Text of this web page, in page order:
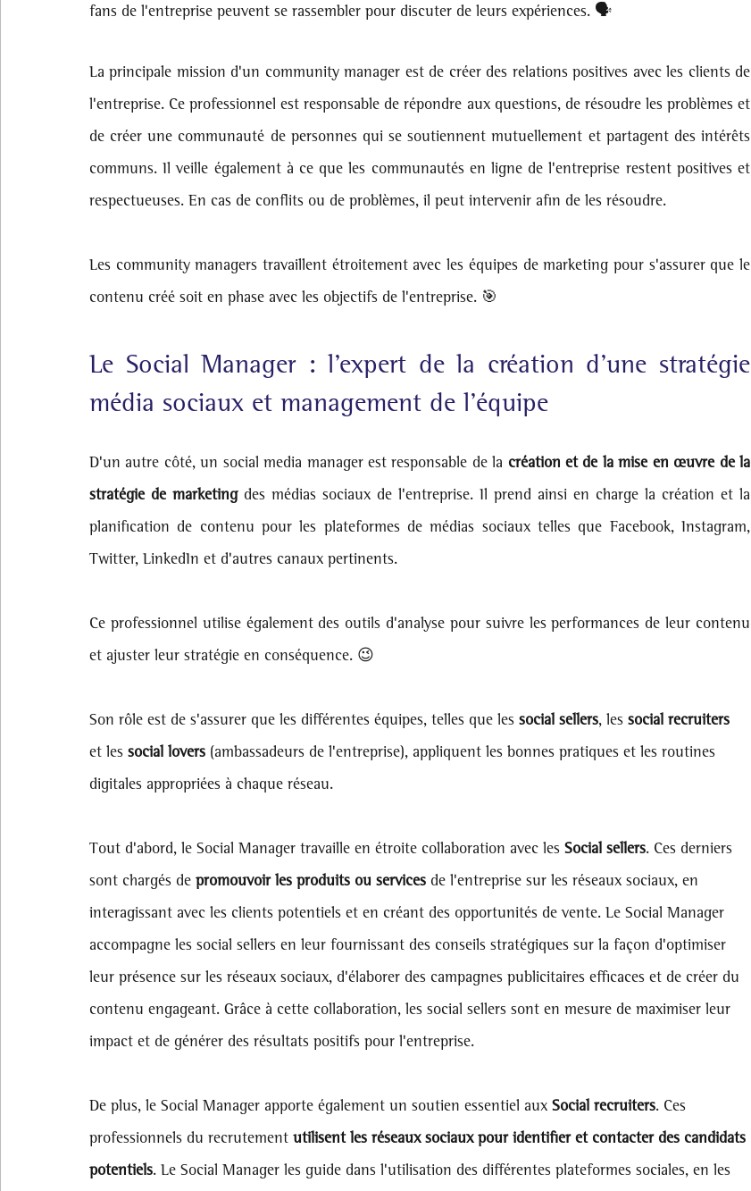
fans de l'entreprise peuvent se rassembler pour discuter de leurs expériences. 🗣️
La principale mission d'un community manager est de créer des relations positives avec les clients de
l'entreprise. Ce professionnel est responsable de répondre aux questions, de résoudre les problèmes et
de créer une communauté de personnes qui se soutiennent mutuellement et partagent des intérêts
communs. Il veille également à ce que les communautés en ligne de l'entreprise restent positives et
respectueuses. En cas de conflits ou de problèmes, il peut intervenir afin de les résoudre.
Les community managers travaillent étroitement avec les équipes de marketing pour s'assurer que le
contenu créé soit en phase avec les objectifs de l'entreprise. 🎯
Le Social Manager : l’expert de la création d’une stratégie
média sociaux et management de l’équipe
D'un autre côté, un social media manager est responsable de la création et de la mise en œuvre de la
stratégie de marketing des médias sociaux de l'entreprise. Il prend ainsi en charge la création et la
planification de contenu pour les plateformes de médias sociaux telles que Facebook, Instagram,
Twitter, LinkedIn et d'autres canaux pertinents.
Ce professionnel utilise également des outils d'analyse pour suivre les performances de leur contenu
et ajuster leur stratégie en conséquence. 😉
Son rôle est de s'assurer que les différentes équipes, telles que les social sellers, les social recruiters
et les social lovers (ambassadeurs de l'entreprise), appliquent les bonnes pratiques et les routines
digitales appropriées à chaque réseau.
Tout d'abord, le Social Manager travaille en étroite collaboration avec les Social sellers. Ces derniers
sont chargés de promouvoir les produits ou services de l'entreprise sur les réseaux sociaux, en
interagissant avec les clients potentiels et en créant des opportunités de vente. Le Social Manager
accompagne les social sellers en leur fournissant des conseils stratégiques sur la façon d'optimiser
leur présence sur les réseaux sociaux, d'élaborer des campagnes publicitaires efficaces et de créer du
contenu engageant. Grâce à cette collaboration, les social sellers sont en mesure de maximiser leur
impact et de générer des résultats positifs pour l'entreprise.
De plus, le Social Manager apporte également un soutien essentiel aux Social recruiters. Ces
professionnels du recrutement utilisent les réseaux sociaux pour identifier et contacter des candidats
potentiels. Le Social Manager les guide dans l'utilisation des différentes plateformes sociales, en les